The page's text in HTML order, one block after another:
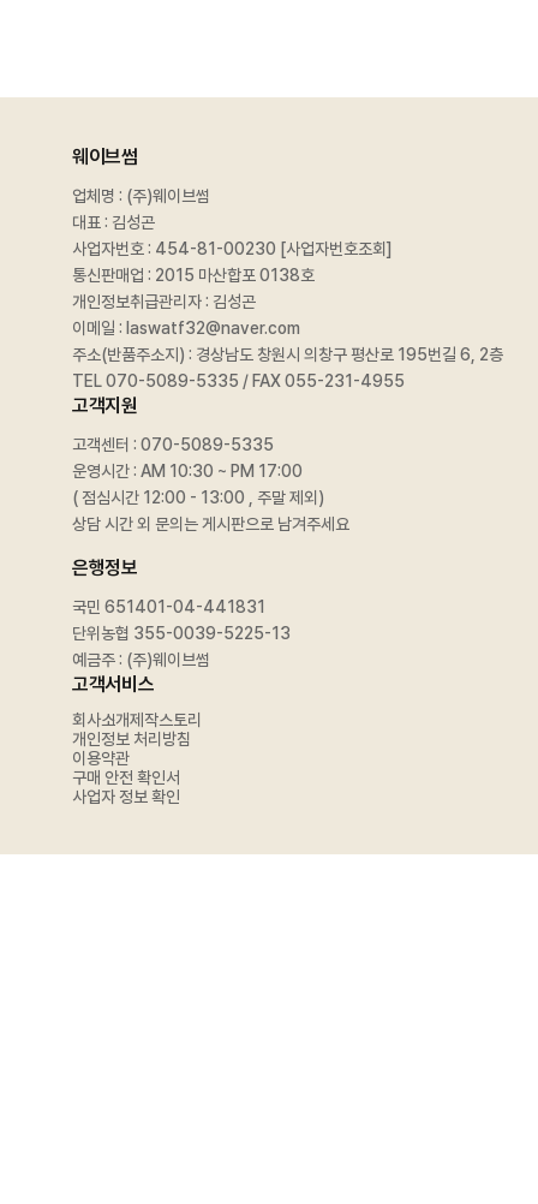
웨이브썸
업체명 : (주)웨이브썸
대표 : 김성곤
사업자번호 : 454-81-00230 [사업자번호조회]
통신판매업 : 2015 마산합포 0138호
개인정보취급관리자 : 김성곤
이메일 : laswatf32@naver.com
주소(반품주소지) : 경상남도 창원시 의창구 평산로 195번길 6, 2층
TEL 070-5089-5335 / FAX 055-231-4955
고객지원
고객센터 : 070-5089-5335
운영시간 : AM 10:30 ~ PM 17:00
( 점심시간 12:00 - 13:00 , 주말 제외)
상담 시간 외 문의는 게시판으로 남겨주세요
은행정보
국민 651401-04-441831
단위농협 355-0039-5225-13
예금주 : (주)웨이브썸
고객서비스
회사소개제작스토리
개인정보 처리방침
이용약관
구매 안전 확인서
사업자 정보 확인